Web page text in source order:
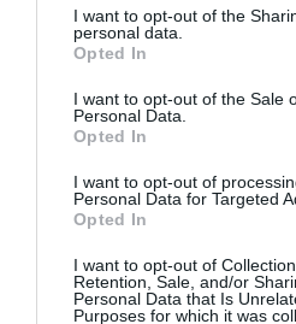
not limited to your visit or usage
grant or deny consent to Google
use your data for below specified
consent section.
I want to opt-out of the
personal data.
Opted In
I want to opt-out of the Sale
Personal Data.
Opted In
I want to opt-out of
Personal Data for Targeted
Opted In
I want to opt-out of
Retention, Sale, and/or
Personal Data that Is
Purposes for which it was
szemben.
(Külső fotó: MTI)
Ne maradjon le a
bennünket az EGRI